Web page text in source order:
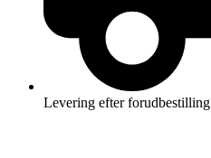
Levering efter forudbestilling